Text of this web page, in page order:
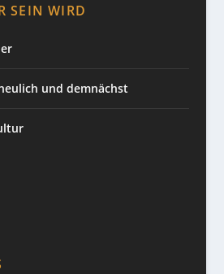
SEIN WIRD
und demnächst